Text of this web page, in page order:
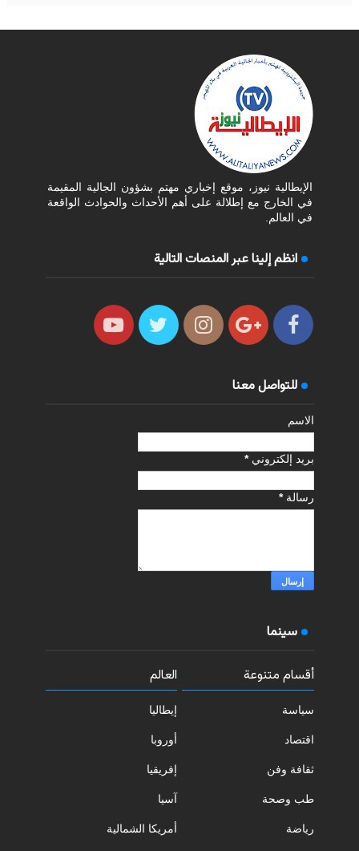
الإيطالية نيوز، موقع إخباري مهتم بشؤون الجالية المقيمة
في الخارج مع إطلالة على أهم الأحداث والحوادث الواقعة
في العالم.
انظم إلينا عبر المنصات التالية
للتواصل معنا
الاسم
بريد إلكتروني*
رسالة*
سينما
أقسام متنوعة
سياسة
اقتصاد
ثقافة وفن
طب وصحة
رياضة
العالم
إيطاليا
أوروبا
إفريقيا
آسيا
أمريكا الشمالية